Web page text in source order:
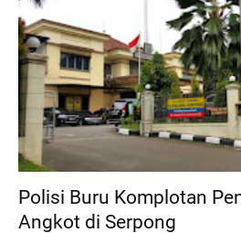
Polisi Buru Komplotan
Angkot di Serpong